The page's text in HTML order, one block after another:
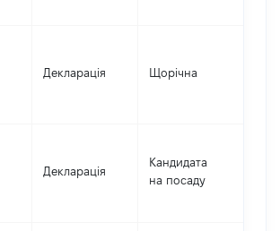
Декларація Щорічна
Декларація
Кандидата
на посаду